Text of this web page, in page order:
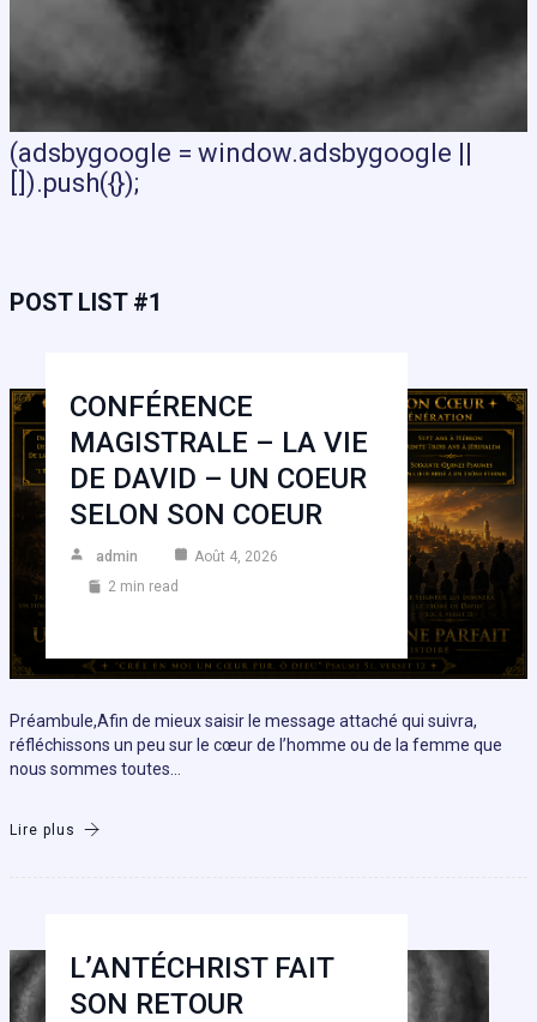
(adsbygoogle = window.adsbygoogle ||
[]).push({});
POST LIST #1
CONFÉRENCE
MAGISTRALE – LA VIE
DE DAVID – UN COEUR
SELON SON COEUR
admin
Août 4, 2026
2 min read
Préambule,Afin de mieux saisir le message attaché qui suivra,
réfléchissons un peu sur le cœur de l’homme ou de la femme que
nous sommes toutes…
Lire plus
L’ANTÉCHRIST FAIT
SON RETOUR